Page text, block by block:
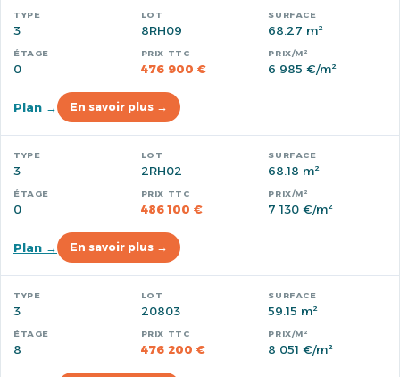
3 8RH09 68.27 m²
0 476 900 € 6 985 €/m²
Plan → En savoir plus →
3 2RH02 68.18 m²
0 486 100 € 7 130 €/m²
Plan → En savoir plus →
3 20803 59.15 m²
8 476 200 € 8 051 €/m²